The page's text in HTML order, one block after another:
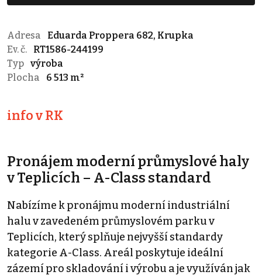
Adresa
Eduarda Proppera 682, Krupka
Ev. č.
RT1586-244199
Typ výroba
Plocha
6 513 m²
info v RK
Pronájem moderní průmyslové haly
v Teplicích – A-Class standard
Nabízíme k pronájmu moderní industriální
halu v zavedeném průmyslovém parku v
Teplicích, který splňuje nejvyšší standardy
kategorie A-Class. Areál poskytuje ideální
zázemí pro skladování i výrobu a je využíván jak